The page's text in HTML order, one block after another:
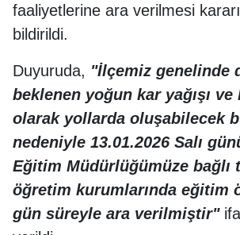
faaliyetlerine ara verilmesi kararı
bildirildi.
Duyuruda, "İlçemiz genelinde
beklenen yoğun kar yağışı ve
olarak yollarda oluşabilecek
nedeniyle 13.01.2026 Salı
Eğitim Müdürlüğümüze bağlı
öğretim kurumlarında eğitim
gün süreyle ara verilmiştir"